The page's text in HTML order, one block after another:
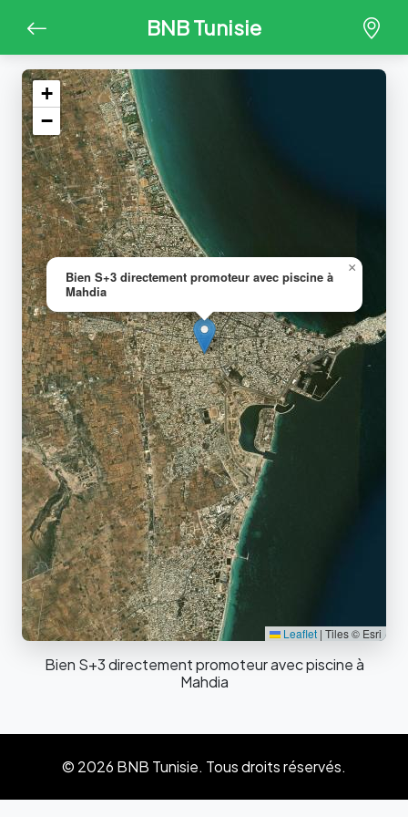
BNB Tunisie
Bien S+3 directement promoteur avec piscine à
Mahdia
×
+
−
Leaflet | Tiles © Esri
Bien S+3 directement promoteur avec piscine à
Mahdia
© 2026 BNB Tunisie. Tous droits réservés.